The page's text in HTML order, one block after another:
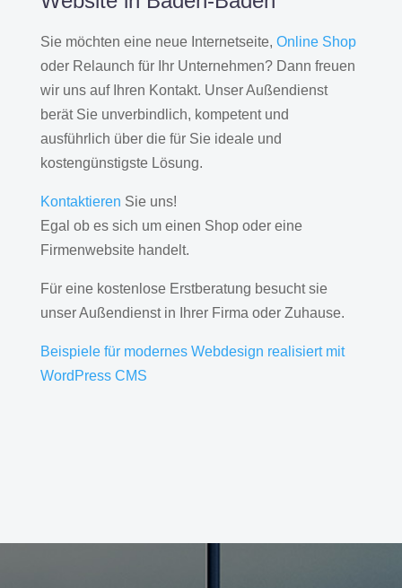
Sie möchten eine neue Internetseite, Online Shop
oder Relaunch für Ihr Unternehmen? Dann freuen
wir uns auf Ihren Kontakt. Unser Außendienst
berät Sie unverbindlich, kompetent und
ausführlich über die für Sie ideale und
kostengünstigste Lösung.
Kontaktieren Sie uns!
Egal ob es sich um einen Shop oder eine
Firmenwebsite handelt.
Für eine kostenlose Erstberatung besucht sie
unser Außendienst in Ihrer Firma oder Zuhause.
Beispiele für modernes Webdesign realisiert mit
WordPress CMS